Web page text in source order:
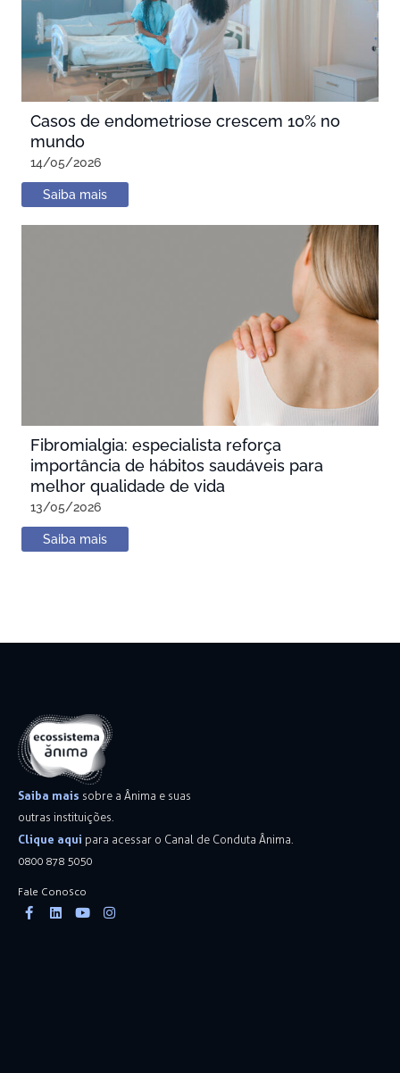
Casos de endometriose crescem 10% no
mundo
14/05/2026
Saiba mais
Fibromialgia: especialista reforça
importância de hábitos saudáveis para
melhor qualidade de vida
13/05/2026
Saiba mais
Saiba mais sobre a Ânima e suas
outras instituições.
Clique aqui para acessar o Canal de Conduta Ânima.
0800 878 5050
Fale Conosco
Facebook-
f
Linkedin
YoutubeInstagram